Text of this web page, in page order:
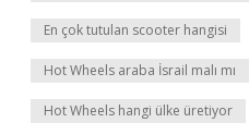
En çok tutulan scooter hangisi
Hot Wheels araba İsrail malı mı
Hot Wheels hangi ülke üretiyor